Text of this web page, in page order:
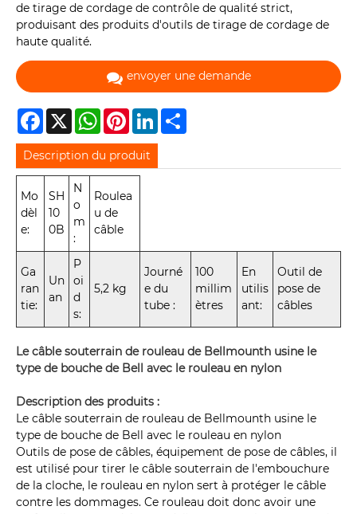
de tirage de cordage de contrôle de qualité strict,
produisant des produits d'outils de tirage de cordage de
haute qualité.
envoyer une demande
Facebook
X WhatsAppPinterestLinkedIn
Description du produit
Mo
dèl
e:
SH
10
0B
N
o
m
:
Roulea
u de
câble
Ga
ran
tie:
Un
an
P
oi
d
s:
5,2 kg
Journé
e du
tube :
100
millim
ètres
En
utilis
ant:
Outil de
pose de
câbles
Le câble souterrain de rouleau de Bellmounth usine le
type de bouche de Bell avec le rouleau en nylon
Description des produits :
Le câble souterrain de rouleau de Bellmounth usine le
type de bouche de Bell avec le rouleau en nylon
Outils de pose de câbles, équipement de pose de câbles, il
est utilisé pour tirer le câble souterrain de l'embouchure
de la cloche, le rouleau en nylon sert à protéger le câble
contre les dommages. Ce rouleau doit donc avoir une